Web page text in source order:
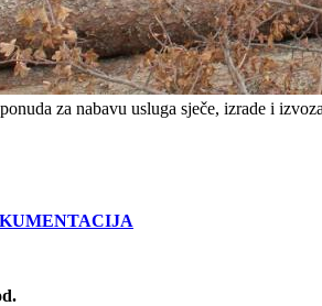
za nabavu usluga sječe, izrade i